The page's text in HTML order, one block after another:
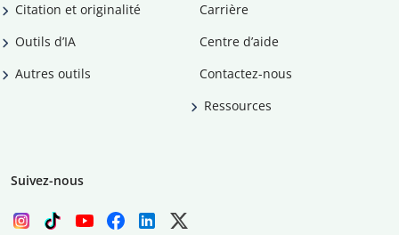
Citation et originalité
Outils d’IA
Autres outils
Carrière
Centre d’aide
Contactez-nous
Ressources
Suivez-nous